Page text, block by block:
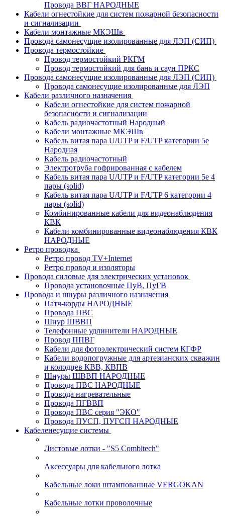
Провода ВВГ НАРОДНЫЕ
Кабели огнестойкие для систем пожарной безопасности
и сигнализации
Кабели монтажные МКЭШв
Провода самонесущие изолированные для ЛЭП (СИП)
Провода термостойкие
Провод термостойкий РКГМ
Провод термостойкий для бань и саун ПРКС
Провода самонесущие изолированные для ЛЭП (СИП)
Провода самонесущие изолированные для ЛЭП
Кабели различного назначения
Кабели огнестойкие для систем пожарной
безопасности и сигнализации
Кабель радиочастотный Народный
Кабели монтажные МКЭШв
Кабель витая пара U/UTP и F/UTP категории 5е
Народная
Кабель радиочастотный
Электротруба гофрированная с кабелем
Кабель витая пара U/UTP и F/UTP категории 5e 4
пары (solid)
Кабель витая пара U/UTP и F/UTP 6 категории 4
пары (solid)
Комбинированные кабели для видеонаблюдения
КВК
Кабели комбинированные видеонаблюдения КВК
НАРОДНЫЕ
Ретро проводка
Ретро провод TV+Internet
Ретро провод и изоляторы
Провода силовые для электрических установок
Провода установочные ПуВ, ПуГВ
Провода и шнуры различного назначения
Патч-корды НАРОДНЫЕ
Провода ПВС
Шнур ШВВП
Телефонные удлинители НАРОДНЫЕ
Провод ППВГ
Кабели для фотоэлектрический систем КГФР
Кабели водопогружные для артезианских скважин
и колодцев КВВ, КВПВ
Шнуры ШВВП НАРОДНЫЕ
Провода ПВС НАРОДНЫЕ
Провода нагревательные
Провода ПГВВП
Провода ПВС серия "ЭКО"
Провода ПУСП, ПУГСП НАРОДНЫЕ
Кабеленесущие системы
Листовые лотки - "S5 Combitech"
Аксессуары для кабельного лотка
Кабельные локи штампованные VERGOKAN
Кабельные лотки проволочные